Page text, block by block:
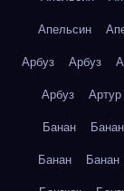
Апельсин
Арбуз
Арбуз
Арбуз
Банан
Банан
Банан
Банан